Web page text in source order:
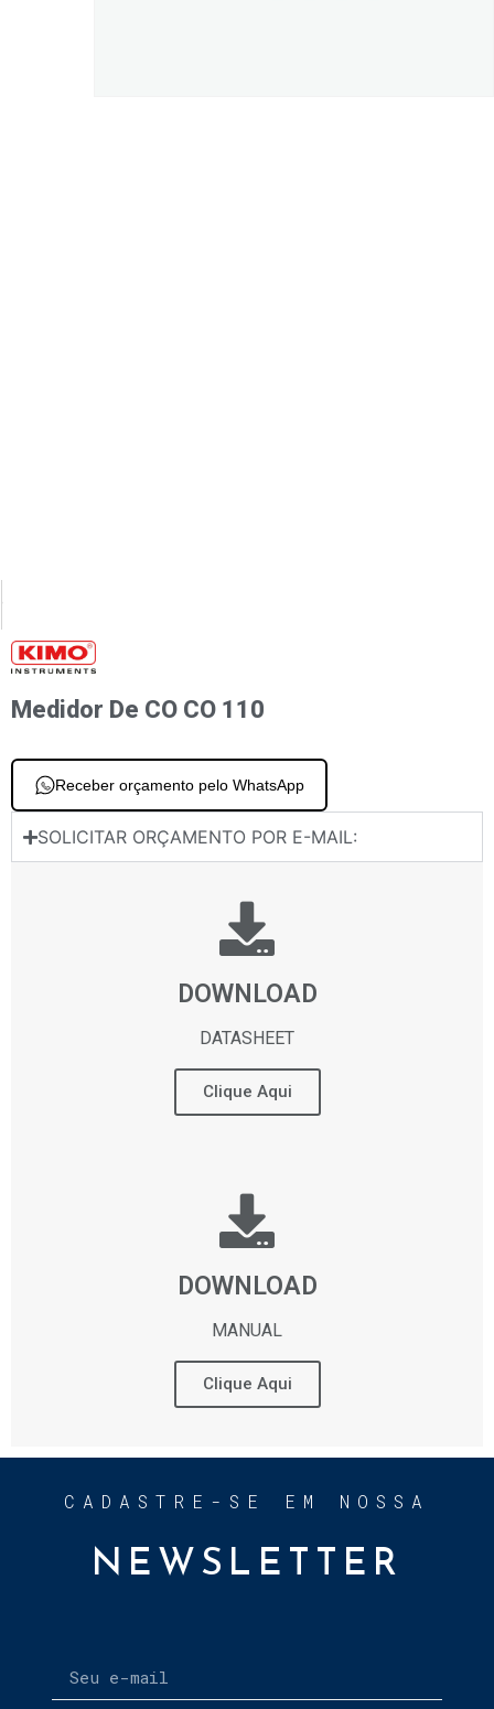
Medidor De CO CO 110
Receber orçamento pelo WhatsApp
SOLICITAR ORÇAMENTO POR E-MAIL:
DOWNLOAD
DATASHEET
Clique Aqui
DOWNLOAD
MANUAL
Clique Aqui
CADASTRE-SE EM NOSSA
NEWSLETTER